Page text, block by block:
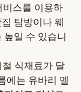
비스를 이용하
탐방이나 웨
일 수 있습니
식재료가 달
에는 유바리 멜